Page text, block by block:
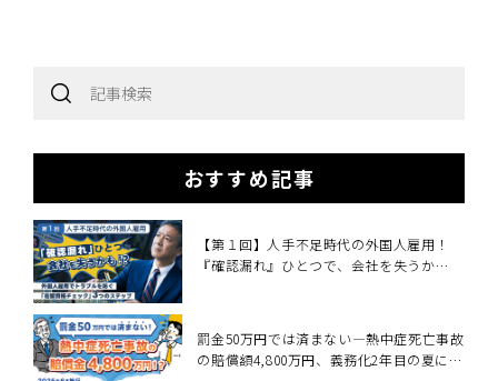
おすすめ記事
【第１回】人手不足時代の外国人雇用！
『確認漏れ』ひとつで、会社を失うか
罰金50万円では済まない―熱中症死亡事故
の賠償額4,800万円、義務化2年目の夏に経